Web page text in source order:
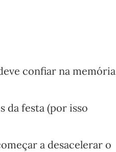
confiar na memória
da festa (por isso
a desacelerar o